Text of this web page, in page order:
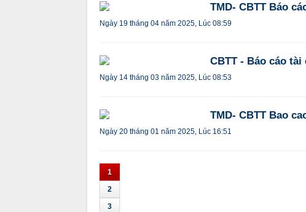
TMD- CBTT Báo
Ngày 19 tháng 04 năm 2025, Lúc 08:59
CBTT - Báo cáo
Ngày 14 tháng 03 năm 2025, Lúc 08:53
TMD- CBTT Bao
Ngày 20 tháng 01 năm 2025, Lúc 16:51
1
2
3